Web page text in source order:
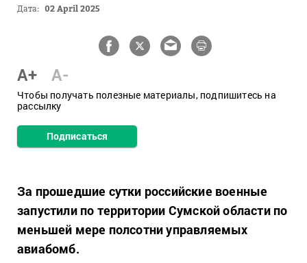
Дата: 02 April 2025
A+ A-
Чтобы получать полезные материалы, подпишитесь на
рассылку
Подписаться
За прошедшие сутки российские военные
запустили по территории Сумской области по
меньшей мере полсотни управляемых
авиабомб.